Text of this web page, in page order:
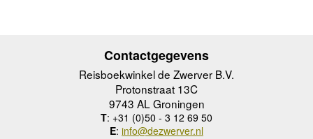
Contactgegevens
Reisboekwinkel de Zwerver B.V.
Protonstraat 13C
9743 AL Groningen
T: +31 (0)50 - 3 12 69 50
E: info@dezwerver.nl